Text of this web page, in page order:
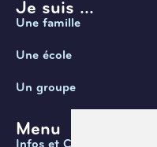
Je suis ...
Une famille
Une école
Un groupe
Menu
Infos et Contact